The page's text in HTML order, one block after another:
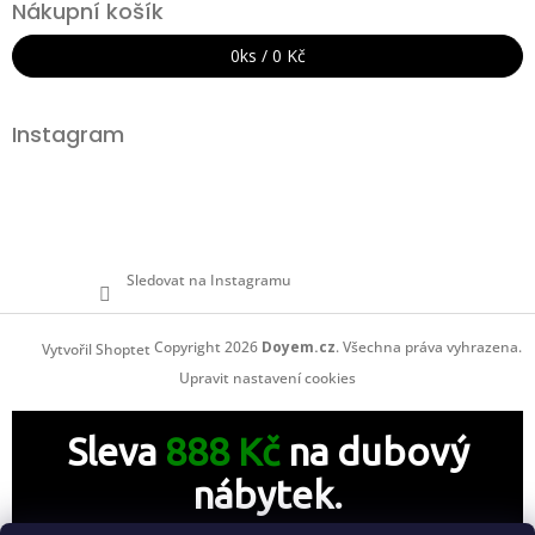
p
a
Nákupní košík
0ks / 0 Kč
Instagram
Sledovat na Instagramu
Vytvořil Shoptet Copyright 2026 Doyem.cz. Všechna práva vyhrazena.
Upravit nastavení cookies
Sleva 888 Kčna dubový
nábytek.